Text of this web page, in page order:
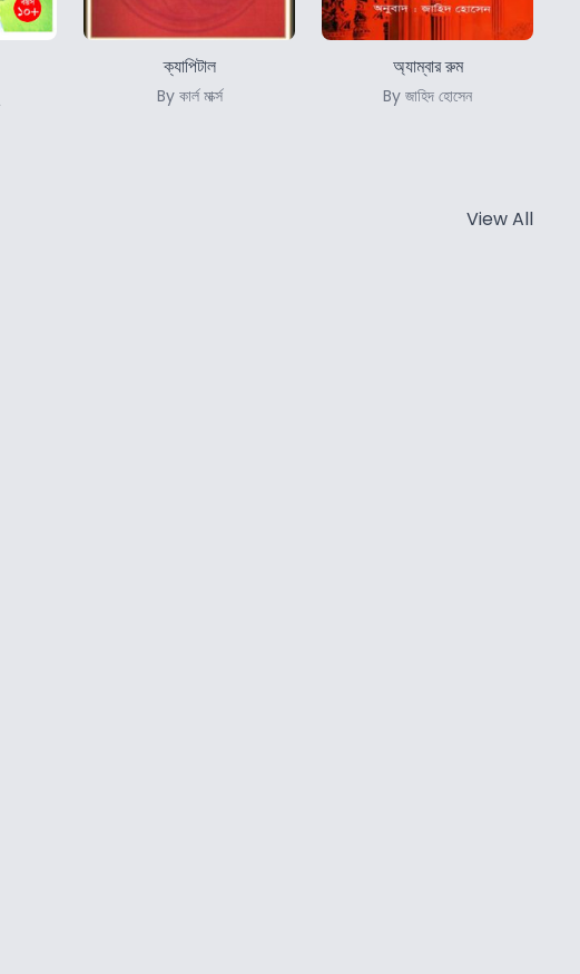
ক্যাপিটাল
By কার্ল মার্ক্স
অ্যাম্বার রুম
By জাহিদ হোসেন
View All